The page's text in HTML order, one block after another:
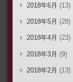
2018年6月 (13)
2018年5月 (28)
2018年4月 (23)
2018年3月 (9)
2018年2月 (13)